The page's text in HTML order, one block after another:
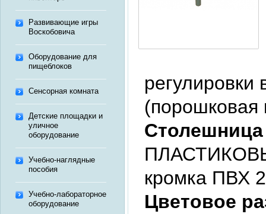
Развивающие игры
Воскобовича
Оборудование для
пищеблоков
Сенсорная комната
Детские площадки и
уличное
оборудование
Учебно-наглядные
пособия
Учебно-лабораторное
оборудование
регулировки
(порошковая
Столешница
кромка ПВХ
Цветовое